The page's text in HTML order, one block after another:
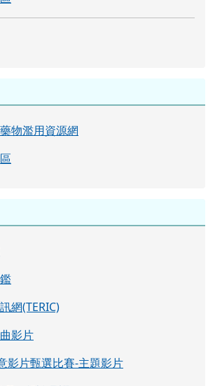
物濫用資源網
網(TERIC)
影片
影片甄選比賽-主題影片